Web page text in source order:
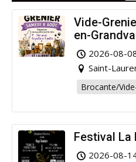
Vide-
en-
pour la
2026-08-
Saint-
Brocante/
Festival La
2026-08-